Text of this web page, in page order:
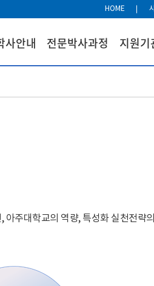
HOME
사안내 전문박사과정 지원기
주대학교의 역량, 특성화 실천전략